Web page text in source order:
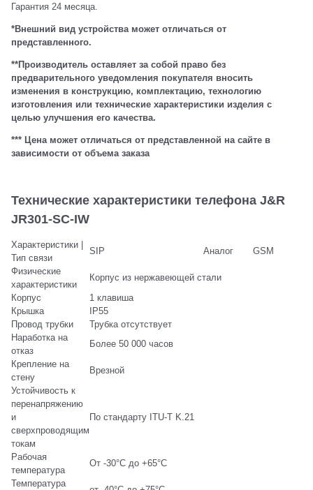
Гарантия 24 месяца.
*Внешний вид устройства может отличаться от
представленного.
**Производитель оставляет за собой право без
предварительного уведомления покупателя вносить
изменения в конструкцию, комплектацию, технологию
изготовления или технические характеристики изделия с
целью улучшения его качества.
*** Цена может отличаться от представленной на сайте в
зависимости от объема заказа
Технические характеристики телефона J&R
JR301-SC-IW
Характеристики |
Тип связи
SIP Аналог
GSM
Физические
характеристики
Корпус из нержавеющей стали
Корпус
1 клавиша
Крышка
IP55
Провод трубки
Трубка отсутствует
Наработка на
отказ
Более 50 000 часов
Крепление на
стену
Врезной
Устойчивость к
перенапряжению
и
сверхпроводящим
токам
По стандарту ITU-T K.21
Рабочая
температура
От -30°C до +65°C
Температура